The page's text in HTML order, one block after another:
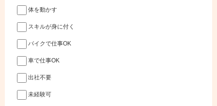
体を動かす
スキルが身に付く
バイクで仕事OK
車で仕事OK
出社不要
未経験可